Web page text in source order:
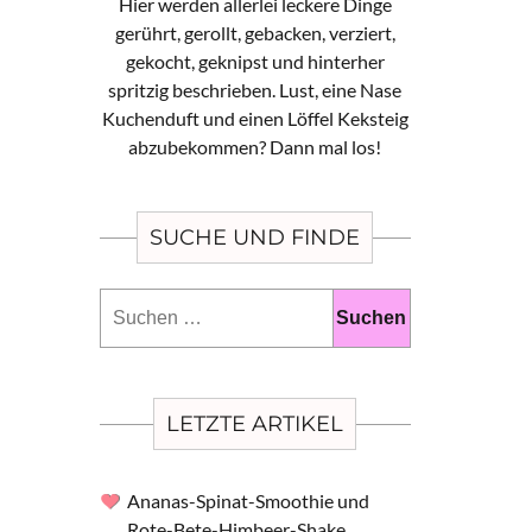
gerührt, gerollt, gebacken, verziert,
gekocht, geknipst und hinterher
spritzig beschrieben. Lust, eine Nase
Kuchenduft und einen Löffel Keksteig
abzubekommen? Dann mal los!
SUCHE UND FINDE
nach:
LETZTE ARTIKEL
Ananas-Spinat-Smoothie und